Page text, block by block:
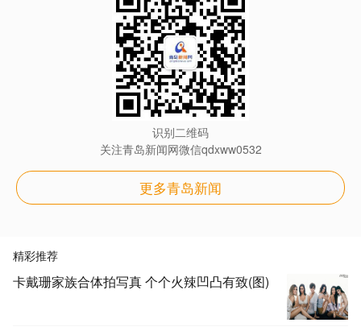
识别二维码
关注青岛新闻网微信qdxww0532
更多青岛新闻
精彩推荐
卡戴珊家族合体拍写真 个个火辣凹凸有致(图)